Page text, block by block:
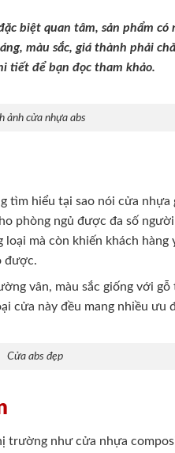
biệt quan tâm, sản phẩm
màu sắc, giá thành phải
tiết để bạn đọc tham khảo.
ảnh cửa nhựa abs
tìm hiểu tại sao nói cửa
phòng ngủ được đa số
mà còn khiến khách
được.
vân, màu sắc giống với
cửa này đều mang nhiều ưu
Cửa abs đẹp
trường như cửa nhựa